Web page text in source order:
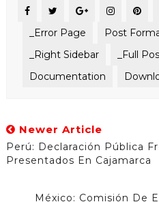
_Error Page
Post
_Right Sidebar
_Full
Documentation
Newer Article
Perú: Declaración Pública
Presentados En Cajamarca
México: Comisión De